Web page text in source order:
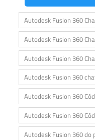
Autodesk Fusion 360
Autodesk Fusion 360
Autodesk Fusion 360
Autodesk Fusion 360
Autodesk Fusion 360
Autodesk Fusion 360
Autodesk Fusion 360 do